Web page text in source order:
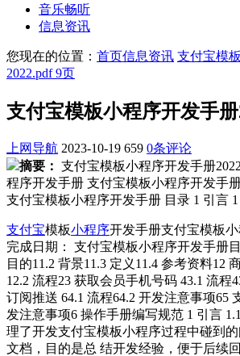
音乐畅听
信息资讯
您现在的位置： 首页信息资讯 支付宝模
2022.pdf 9页
支付宝模板小程序开发手
上网导航 2023-10-19 659 0条评论
摘要： 支付宝模板小程序开发手册
程序开发手册 支付宝模板小程序开发手
支付宝模板小程序开发手册 目录 1 引言 1
支付宝模板小程序开发手册支付宝模板
完成日期： 支付宝模板小程序开发手册
目的11.2 背景11.3 定义11.4 参考资料12
12.2 流程23 获取会员手机号码 43.1 流程
订阅推送 64.1 流程64.2 开发注意事项65
发注意事项6 操作手册编写规范 1 引言
理了开发支付宝模板小程序过程中碰到
文档，目的是总 结开发经验，便于后续